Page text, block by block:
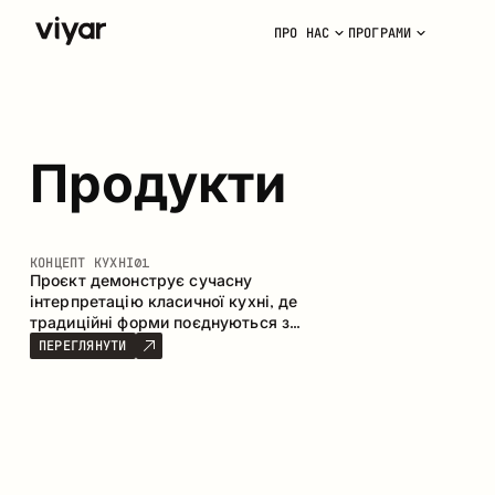
ПРО НАС ПРОГРАМИ
Продукти
КОНЦЕПТ КУХНІ01
Проєкт демонструє сучасну
інтерпретацію класичної кухні, де
традиційні форми поєднуються з
актуальними матеріалами та
стриманою колірною палітрою.
ПЕРЕГЛЯНУТИ